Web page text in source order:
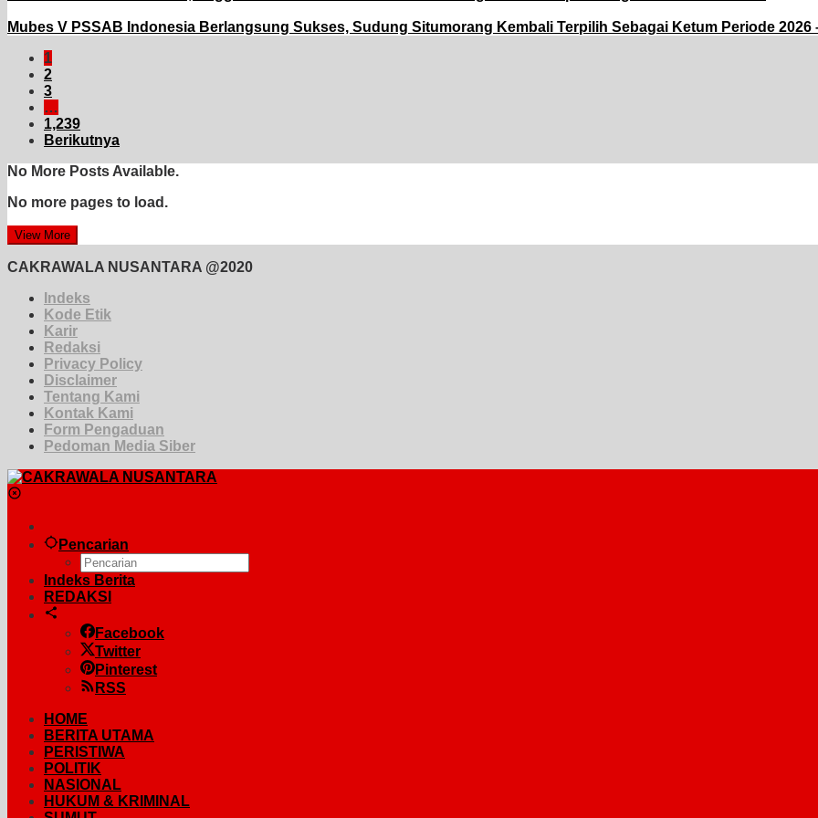
Mubes V PSSAB Indonesia Berlangsung Sukses, Sudung Situmorang Kembali Terpilih Sebagai Ketum Periode 2026
1
2
3
…
1,239
Berikutnya
No More Posts Available.
No more pages to load.
View More
CAKRAWALA NUSANTARA @2020
Indeks
Kode Etik
Karir
Redaksi
Privacy Policy
Disclaimer
Tentang Kami
Kontak Kami
Form Pengaduan
Pedoman Media Siber
Pencarian
Indeks Berita
REDAKSI
Facebook
Twitter
Pinterest
RSS
HOME
BERITA UTAMA
PERISTIWA
POLITIK
NASIONAL
HUKUM & KRIMINAL